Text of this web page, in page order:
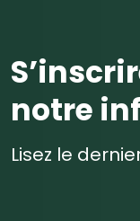
notre
Lisez le